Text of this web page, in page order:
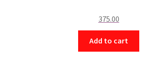
375.00
Add to cart